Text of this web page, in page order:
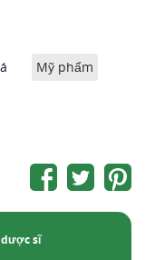
Mỹ phẩm
sĩ